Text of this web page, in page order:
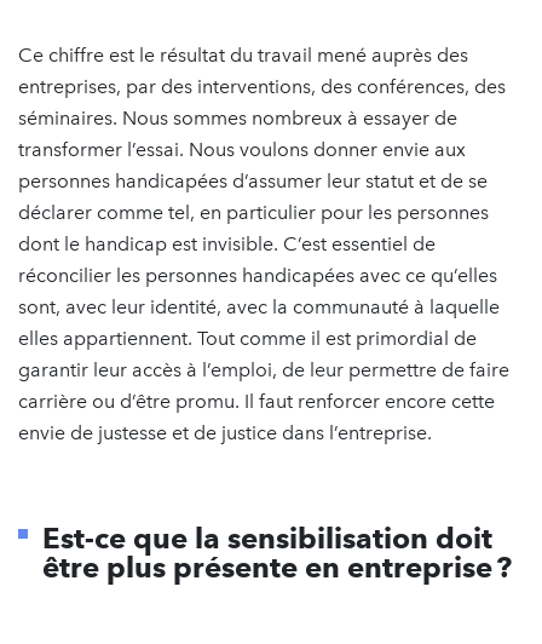
Ce chiffre est le résultat du travail mené auprès des
entreprises, par des interventions, des conférences, des
séminaires. Nous sommes nombreux à essayer de
transformer l’essai. Nous voulons donner envie aux
personnes handicapées d’assumer leur statut et de se
déclarer comme tel, en particulier pour les personnes
dont le handicap est invisible. C’est essentiel de
réconcilier les personnes handicapées avec ce qu’elles
sont, avec leur identité, avec la communauté à laquelle
elles appartiennent. Tout comme il est primordial de
garantir leur accès à l’emploi, de leur permettre de faire
carrière ou d’être promu. Il faut renforcer encore cette
envie de justesse et de justice dans l’entreprise.
Est-ce que la sensibilisation doit
être plus présente en entreprise ?